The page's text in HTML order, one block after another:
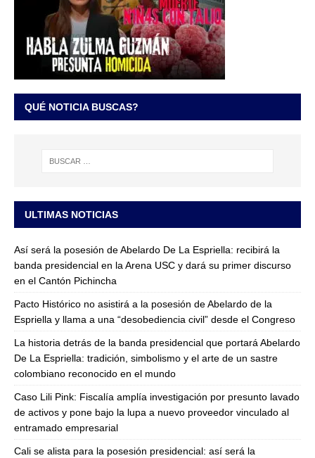
QUÉ NOTICIA BUSCAS?
ULTIMAS NOTICIAS
Así será la posesión de Abelardo De La Espriella: recibirá la
banda presidencial en la Arena USC y dará su primer discurso
en el Cantón Pichincha
Pacto Histórico no asistirá a la posesión de Abelardo de la
Espriella y llama a una “desobediencia civil” desde el Congreso
La historia detrás de la banda presidencial que portará Abelardo
De La Espriella: tradición, simbolismo y el arte de un sastre
colombiano reconocido en el mundo
Caso Lili Pink: Fiscalía amplía investigación por presunto lavado
de activos y pone bajo la lupa a nuevo proveedor vinculado al
entramado empresarial
Cali se alista para la posesión presidencial: así será la